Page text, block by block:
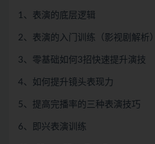
1、表演的底层逻辑
2、表演的入门训练（影视剧解析）
3、零基础如何3招快速提升演技
4、如何提升镜头表现力
5、提高完播率的三种表演技巧
6、即兴表演训练